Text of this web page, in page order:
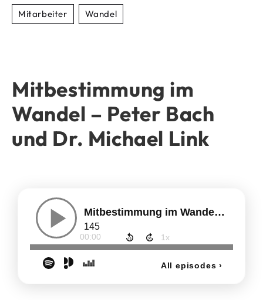
Mitarbeiter Wandel
Mitbestimmung im
Wandel – Peter Bach
und Dr. Michael Link